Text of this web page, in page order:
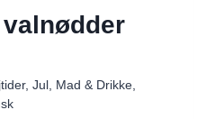
, Jul Mad & Drikke